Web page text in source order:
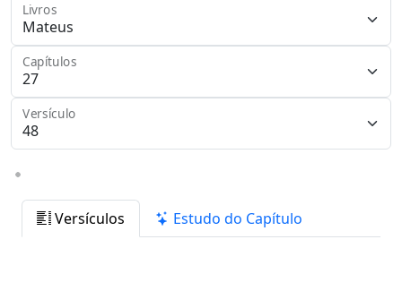
Livros
Capítulos
Versículo
Versículos Estudo do Capítulo